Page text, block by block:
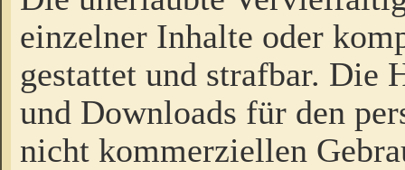
einzelner Inhalte oder
gestattet und strafbar. Die
und Downloads für den
nicht kommerziellen